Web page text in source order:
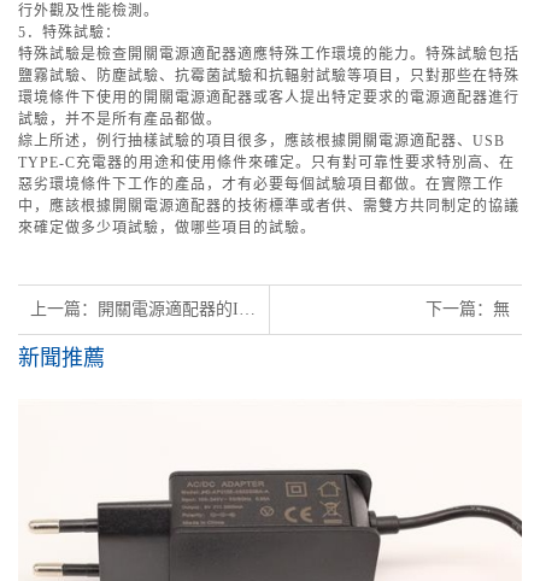
行外觀及性能檢測。
5．特殊試驗：
特殊試驗是檢查開關電源適配器適應特殊工作環境的能力。特殊試驗包括
鹽霧試驗、防塵試驗、抗霉菌試驗和抗輻射試驗等項目，只對那些在特殊
環境條件下使用的開關電源適配器或客人提出特定要求的電源適配器進行
試驗，并不是所有產品都做。
綜上所述，例行抽樣試驗的項目很多，應該根據開關電源適配器、USB
TYPE-C充電器的用途和使用條件來確定。只有對可靠性要求特別高、在
惡劣環境條件下工作的產品，才有必要每個試驗項目都做。在實際工作
中，應該根據開關電源適配器的技術標準或者供、需雙方共同制定的協議
來確定做多少項試驗，做哪些項目的試驗。
下一篇：無
新聞推薦